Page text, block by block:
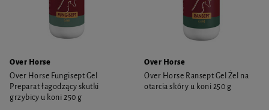
Over Horse
Over Horse Fungisept Gel
Preparat łagodzący skutki
grzybicy u koni 250 g
Over Horse
Over Horse Ransept Gel Żel na
otarcia skóry u koni 250 g